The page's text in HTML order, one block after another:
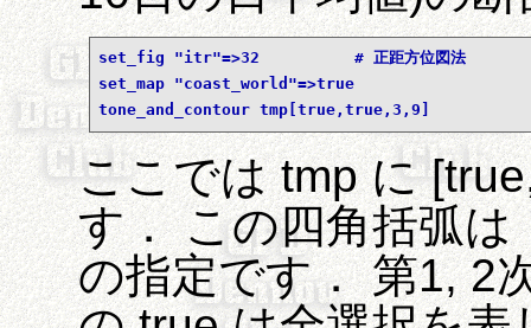
set_fig "itr"=>32          # 正距方位図法
set_map "coast_world"=>true
tone_and_contour tmp[true,true,3,9]
ここでは tmp に
す． この四角括弧は
の指定です． 第1, 2